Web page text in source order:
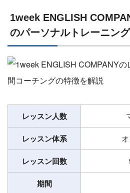
1week ENGLISH
のパーソナルトレーニング
レッスン人数
レッスン体系
レッスン回数
期間